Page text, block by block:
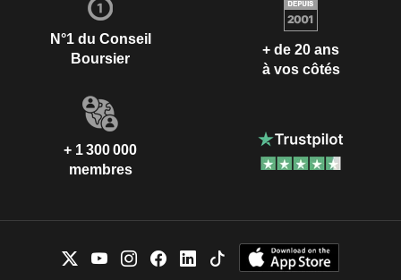
N°1 du Conseil
Boursier
+ de 20 ans
à vos côtés
+ 1 300 000
membres